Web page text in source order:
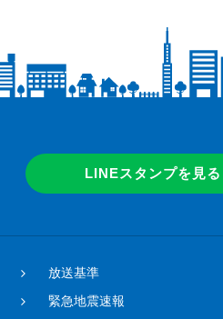
LINEスタンプを見る
放送基準
緊急地震速報